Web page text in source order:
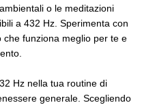
o le meditazioni
a 432 Hz. Sperimenta con
funziona meglio per te e
Hz nella tua routine di
generale. Scegliendo